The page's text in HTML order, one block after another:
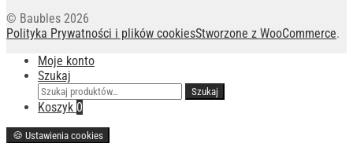
© Baubles 2026
Polityka Prywatności i plików cookiesStworzone z WooCommerce.
Moje konto
Szukaj
Szukaj:
Szukaj
Koszyk 0
🍪 Ustawienia cookies